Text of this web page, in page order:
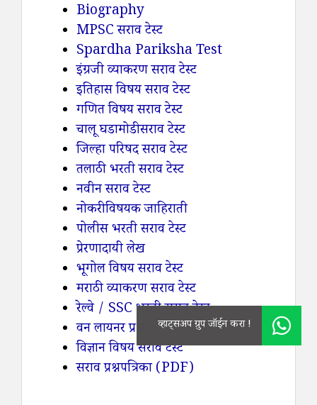
Biography
MPSC सराव टेस्ट
Spardha Pariksha Test
इंग्रजी व्याकरण सराव टेस्ट
इतिहास विषय सराव टेस्ट
गणित विषय सराव टेस्ट
चालू घडामोडी सराव टेस्ट
जिल्हा परिषद सराव टेस्ट
तलाठी भरती सराव टेस्ट
नवीन सराव टेस्ट
नोकरी विषयक जाहिराती
पोलीस भरती सराव टेस्ट
प्रेरणादायी लेख
भूगोल विषय सराव टेस्ट
मराठी व्याकरण सराव टेस्ट
रेल्वे / SSC भरती सराव टेस्ट.
वन लायनर प्रश्न
विज्ञान विषय सराव टेस्ट
सराव प्रश्नपत्रिका (PDF)